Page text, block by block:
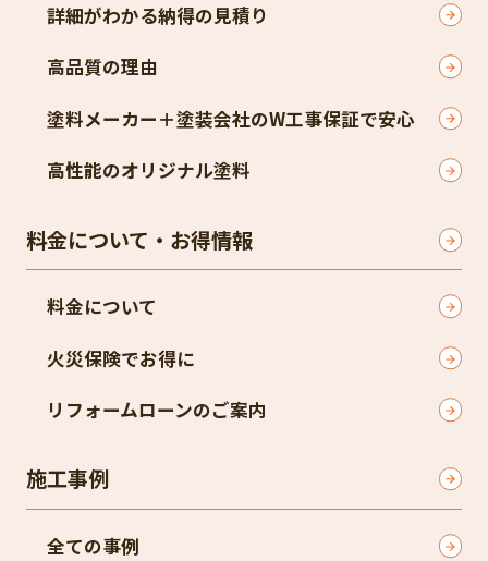
詳細がわかる納得の見積り
高品質の理由
塗料メーカー＋塗装会社のW工事保証で安心
高性能のオリジナル塗料
料金について・お得情報
料金について
火災保険でお得に
リフォームローンのご案内
施工事例
全ての事例